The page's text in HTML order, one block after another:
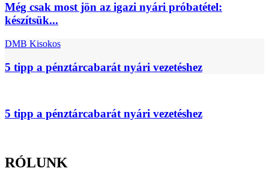
Még csak most jön az igazi nyári próbatétel:
készítsük...
DMB Kisokos
5 tipp a pénztárcabarát nyári vezetéshez
5 tipp a pénztárcabarát nyári vezetéshez
RÓLUNK